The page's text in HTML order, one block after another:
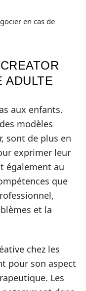
en cas de
ADULTE
aux enfants.
modèles
sont de plus en
exprimer leur
également au
que
et la
chez les
pour son aspect
Les